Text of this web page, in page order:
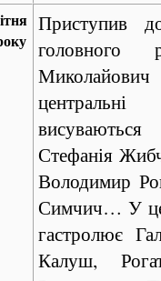
Приступив
головного
висуваються
Стефанія
Володимир
Симчич… У
гастролює
Калуш,